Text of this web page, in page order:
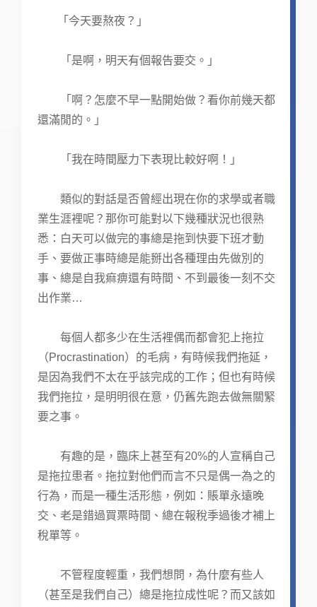
「今天要熬夜？」
「是啊，明天有個報告要交。」
「啊？怎麼不早一點開始做？看你前幾天都
還滿閒的。」
「我在時間壓力下表現比較好啊！」
類似的對話是否曾經出現在你的求學或者職
業生涯裡呢？那你可能對以下幾種狀況也很熟
悉：白天可以做完的事總是拖到快要下班才動
手、要做正事時總是能掰出各種理由先做別的
事、總是自我痲痹還有時間、不到最後一刻不交
出作業…
每個人都多少在生活裡偶而都會犯上拖拉
（Procrastination）的毛病，有時候我們拖延，
是因為我們不太在乎該完成的工作；但也有時候
我們拖拉，是明明很在意，仍舊先跑去做無關緊
要之事。
有趣的是，臨床上甚至有20%的人宣稱自己
是拖拉患者。拖拉對他們而言不只是偶一為之的
行為，而是一種生活形態，例如：賬單永遠晚
交、老是錯過買票時間、總在報稅季過後才補上
稅單等。
不管程度輕重，我們想問，為什麼有些人
（甚至是我們自己）總是拖拉成性呢？而又該如